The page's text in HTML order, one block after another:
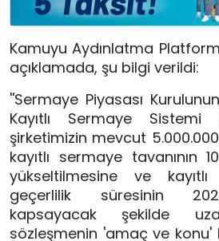
Kamuyu Aydınlatma
açıklamada, şu bilgi verildi:
''Sermaye Piyasası Kurulunun
Kayıtlı Sermaye Sistemi
şirketimizin mevcut
kayıtlı sermaye tavanının
yükseltilmesine ve
geçerlilik süresinin
kapsayacak şekilde
sözleşmenin 'amaç ve konu'